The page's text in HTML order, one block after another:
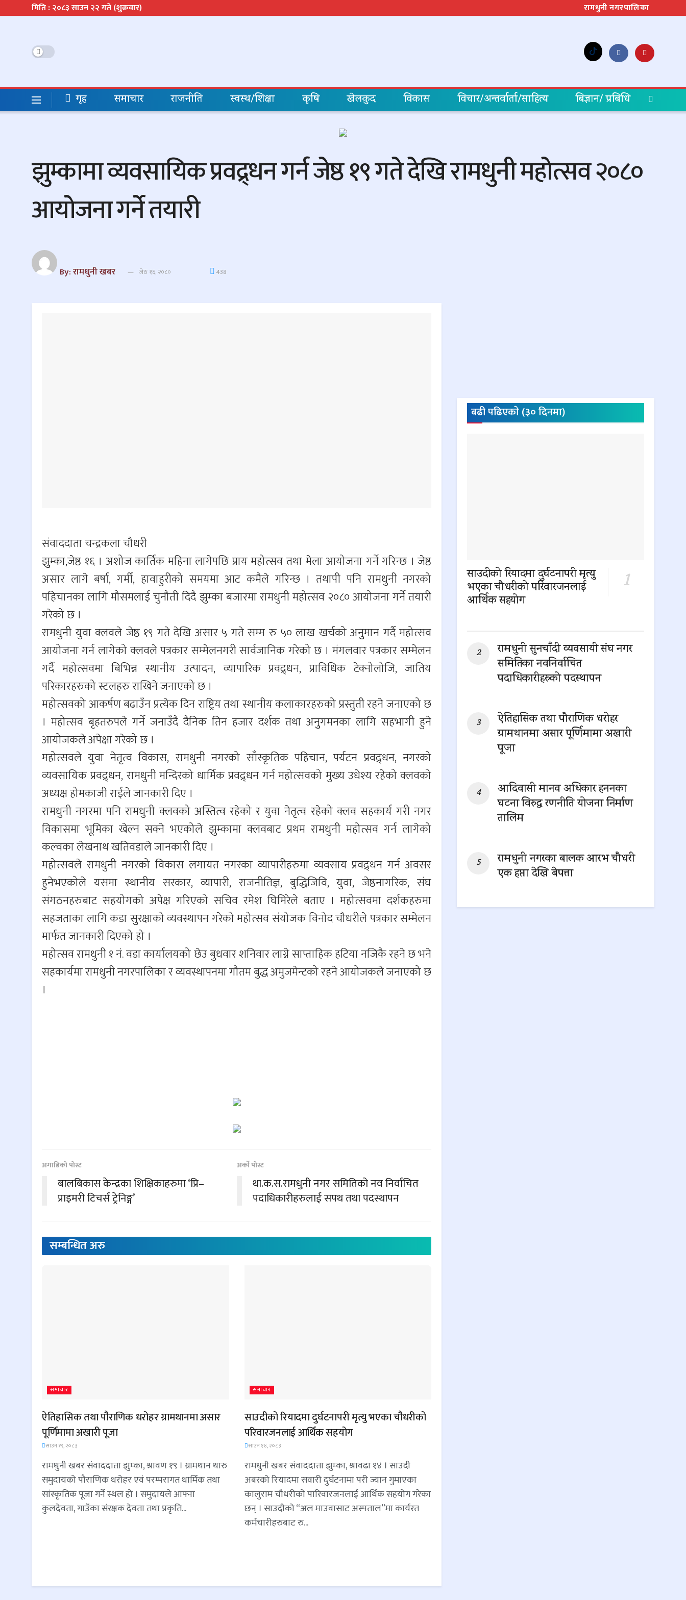
मिति : २०८३ साउन २२ गते (शुक्रवार) रामधुनी नगरपालिका
गृह समाचार राजनीति स्वस्थ/शिक्षा कृषि खेलकुद विकास विचार/अन्तर्वार्ता/साहित्य बिज्ञान/ प्रबिधि
झुम्कामा व्यवसायिक प्रवद्र्धन गर्न जेष्ठ १९ गते देखि रामधुनी महोत्सव २०८०
आयोजना गर्ने तयारी
By: रामधुनी खबर जेठ १६, २०८० 438
संवाददाता चन्द्रकला चौधरी
झुुम्का,जेष्ठ १६ । अशोज कार्तिक महिना लागेपछि प्राय महोत्सव तथा मेला आयोजना गर्ने गरिन्छ । जेष्ठ
असार लागे बर्षा, गर्मी, हावाहुरीको समयमा आट कमैले गरिन्छ । तथापी पनि रामधुनी नगरको
पहिचानका लागि मौसमलाई चुनौती दिदै झुम्का बजारमा रामधुनी महोत्सव २०८० आयोजना गर्ने तयारी
गरेको छ ।
रामधुनी युवा क्लवले जेष्ठ १९ गते देखि असार ५ गते सम्म रु ५० लाख खर्चको अनुुमान गर्दै महोत्सव
आयोजना गर्न लागेको क्लवले पत्रकार सम्मेलनगरी सार्वजानिक गरेको छ । मंगलवार पत्रकार सम्मेलन
गर्दै महोत्सवमा बिभिन्न स्थानीय उत्पादन, व्यापारिक प्रवद्र्धन, प्राविधिक टेक्नोलोजि, जातिय
परिकारहरुको स्टलहरु राखिने जनाएको छ ।
महोत्सवको आकर्षण बढाउँन प्रत्येक दिन राष्ट्रिय तथा स्थानीय कलाकारहरुको प्रस्तुती रहने जनाएको छ
। महोत्सव बृहतरुपले गर्ने जनाउँदै दैनिक तिन हजार दर्शक तथा अनुुगमनका लागि सहभागी हुने
आयोजकले अपेक्षा गरेको छ ।
महोत्सवले युवा नेतृत्व विकास, रामधुनी नगरको साँस्कृतिक पहिचान, पर्यटन प्रवद्र्धन, नगरको
व्यवसायिक प्रवद्र्धन, रामधुनी मन्दिरको धार्मिक प्रवद्र्धन गर्न महोत्सवको मुख्य उधेश्य रहेको क्लवको
अध्यक्ष होमकाजी राईले जानकारी दिए ।
रामधुनी नगरमा पनि रामधुनी क्लवको अस्तित्व रहेको र युवा नेतृत्व रहेको क्लव सहकार्य गरी नगर
विकासमा भूमिका खेल्न सक्ने भएकोले झुम्कामा क्लवबाट प्रथम रामधुनी महोत्सव गर्न लागेको
कल्वका लेखनाथ खतिवडाले जानकारी दिए ।
महोत्सवले रामधुनी नगरको विकास लगायत नगरका व्यापारीहरुमा व्यवसाय प्रवद्र्धन गर्न अवसर
हुनेभएकोले यसमा स्थानीय सरकार, व्यापारी, राजनीतिज्ञ, बुद्धिजिवि, युवा, जेष्ठनागरिक, संघ
संगठनहरुबाट सहयोगको अपेक्ष गरिएको सचिव रमेश घिमिरेले बताए । महोत्सवमा दर्शकहरुमा
सहजताका लागि कडा सुुरक्षाको व्यवस्थापन गरेको महोत्सव संयोजक विनोद चौधरीले पत्रकार सम्मेलन
मार्फत जानकारी दिएको हो ।
महोत्सव रामधुनी १ नं. वडा कार्यालयको छेउ बुधवार शनिवार लाग्ने साप्ताहिक हटिया नजिकै रहने छ भने
सहकार्यमा रामधुनी नगरपालिका र व्यवस्थापनमा गौतम बुद्ध अमुजमेन्टको रहने आयोजकले जनाएको छ
।
अगाडिकाे पाेस्ट
बालबिकास केन्द्रका शिक्षिकाहरुमा ‘प्रि–
प्राइमरी टिचर्स ट्रेनिङ्ग’
अर्काे पाेस्ट
था.क.स.रामधुनी नगर समितिको नव निर्वाचित
पदाधिकारीहरुलाई सपथ तथा पदस्थापन
सम्बन्धितअरु
समाचार
ऐतिहासिक तथा पौराणिक धरोहर ग्रामथानमा असार
पूर्णिमामा अखारी पूजा
साउन १९, २०८३
रामधुनी खबर संवाददाता झुम्का, श्रावण १९ । ग्रामथान थारु
समुदायको पौराणिक धरोहर एवं परम्परागत धार्मिक तथा
सांस्कृतिक पूजा गर्ने स्थल हो । समुदायले आफ्ना
कुलदेवता, गाउँका संरक्षक देवता तथा प्रकृति...
समाचार
साउदीको रियादमा दुर्घटनापरी मृत्यु भएका चौधरीको
परिवारजनलाई आर्थिक सहयोग
साउन १४, २०८३
रामधुनी खबर संवाददाता झुम्का, श्रावढा १४ । साउदी
अबरको रियादमा सवारी दुर्घटनामा परी ज्यान गुमाएका
कालुराम चौधरीको पारिवारजनलाई आर्थिक सहयोग गरेका
छन् । साउदीको “अल माउवासाट अस्पताल”मा कार्यरत
कर्मचारीहरुबाट रु...
बढी पढिएकाे (३० दिनमा)
साउदीको रियादमा दुर्घटनापरी मृत्यु
भएका चौधरीको परिवारजनलाई
आर्थिक सहयोग
रामधुनी सुनचाँदी व्यवसायी संघ नगर
समितिका नवनिर्वाचित
पदाधिकारीहरुको पदस्थापन
ऐतिहासिक तथा पौराणिक धरोहर
ग्रामथानमा असार पूर्णिमामा अखारी
पूजा
आदिवासी मानव अधिकार हननका
घटना विरुद्ध रणनीति योजना निर्माण
तालिम
रामधुनी नगरका बालक आरभ चौधरी
एक हप्ता देखि बेपत्ता